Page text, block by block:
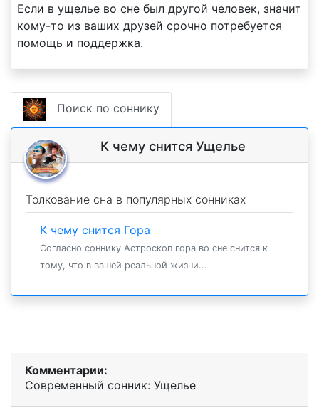
Если в ущелье во сне был другой человек, значит
кому-то из ваших друзей срочно потребуется
помощь и поддержка.
Поиск по соннику
К чему снится Ущелье
Толкование сна в популярных сонниках
К чему снится Гора
Согласно соннику Астроскоп гора во сне снится к
тому, что в вашей реальной жизни...
Комментарии:
Современный сонник: Ущелье